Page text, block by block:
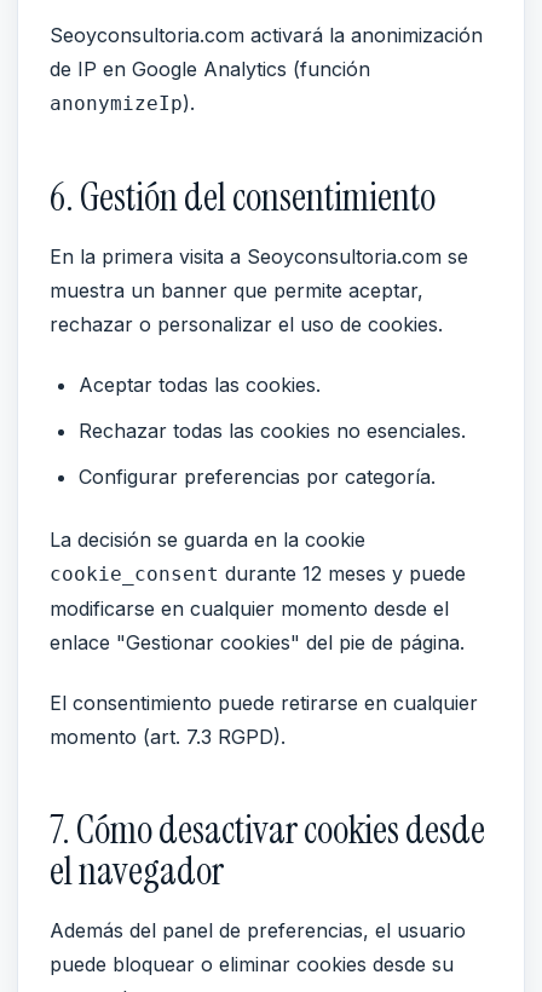
Seoyconsultoria.com activará la anonimización
de IP en Google Analytics (función
anonymizeIp).
6. Gestión del consentimiento
En la primera visita a Seoyconsultoria.com se
muestra un banner que permite aceptar,
rechazar o personalizar el uso de cookies.
Aceptar todas las cookies.
Rechazar todas las cookies no esenciales.
Configurar preferencias por categoría.
La decisión se guarda en la cookie
cookie_consent durante 12 meses y puede
modificarse en cualquier momento desde el
enlace "Gestionar cookies" del pie de página.
El consentimiento puede retirarse en cualquier
momento (art. 7.3 RGPD).
7. Cómo desactivar cookies desde
el navegador
Además del panel de preferencias, el usuario
puede bloquear o eliminar cookies desde su